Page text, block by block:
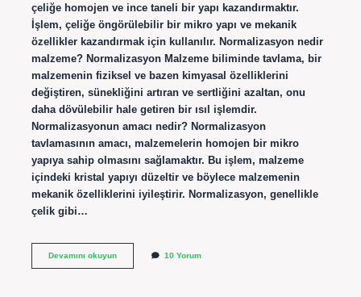
çeliğe homojen ve ince taneli bir yapı kazandırmaktır.
İşlem, çeliğe öngörülebilir bir mikro yapı ve mekanik
özellikler kazandırmak için kullanılır. Normalizasyon nedir
malzeme? Normalizasyon Malzeme biliminde tavlama, bir
malzemenin fiziksel ve bazen kimyasal özelliklerini
değiştiren, sünekliğini artıran ve sertliğini azaltan, onu
daha dövülebilir hale getiren bir ısıl işlemdir.
Normalizasyonun amacı nedir? Normalizasyon
tavlamasının amacı, malzemelerin homojen bir mikro
yapıya sahip olmasını sağlamaktır. Bu işlem, malzeme
içindeki kristal yapıyı düzeltir ve böylece malzemenin
mekanik özelliklerini iyileştirir. Normalizasyon, genellikle
çelik gibi…
Devamını okuyunNormalize
10 Yorum